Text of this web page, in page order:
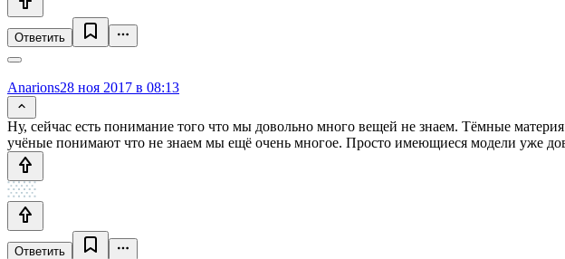
Ответить
Anarions28 ноя 2017 в 08:13
Ну, сейчас есть понимание того что мы довольно много вещей не знаем. Тёмные
учёные понимают что не знаем мы ещё очень многое. Просто имеющиеся модели уже
Ответить